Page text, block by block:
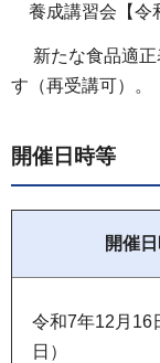
養成講習会【令
新たな食品適正
す（再受講可）。
開催日時等
開催
令和7年12月16
日）